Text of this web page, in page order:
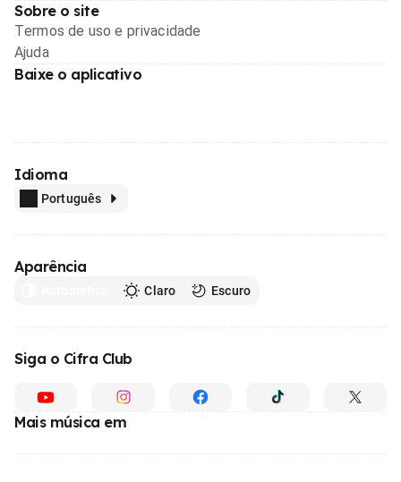
Sobre o site
Termos de uso e privacidade
Ajuda
Baixe o aplicativo
Idioma
Português
Aparência
Claro Escuro
Siga o Cifra Club
Mais música em